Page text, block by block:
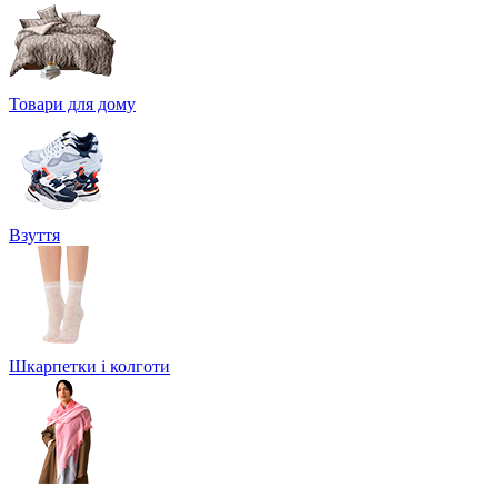
Товари для дому
Взуття
Шкарпетки і колготи